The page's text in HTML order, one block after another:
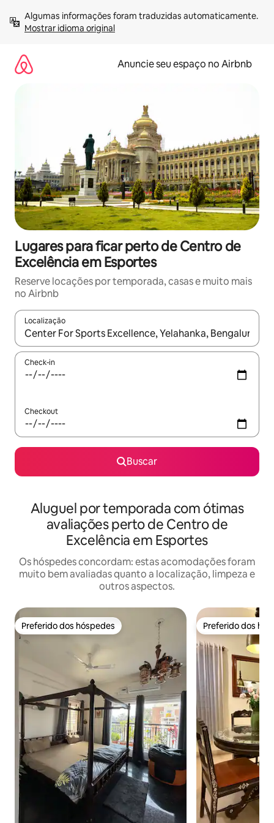
para
Mostrar idioma original
Anuncie seu espaço no Airbnb
Lugares para ficar perto de Centro de
Excelência em Esportes
Reserve locações por temporada, casas e muito mais
no Airbnb
Localização
Quando os resultados estiverem disponíveis, explore-os
Check-in
Checkout
Buscar
Aluguel por temporada com ótimas
avaliações perto de Centro de
Excelência em Esportes
Os hóspedes concordam: estas acomodações foram
muito bem avaliadas quanto a localização, limpeza e
outros aspectos.
Preferido dos hóspedes
Preferido dos hóspedes Preferido dos
Preferido dos